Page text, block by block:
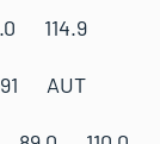
114.9
AUT